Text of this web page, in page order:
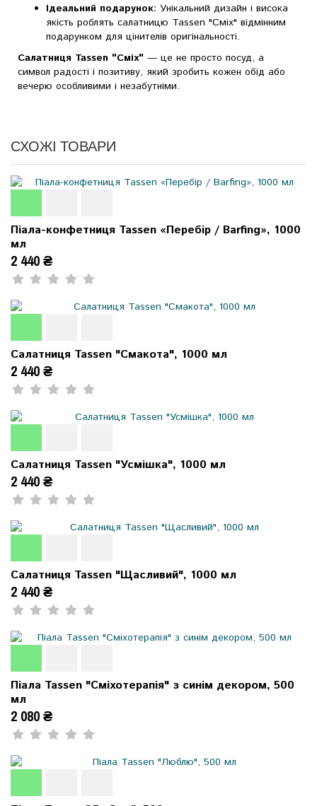
Ідеальний подарунок: Унікальний дизайн і висока
якість роблять салатницю Tassen "Сміх" відмінним
подарунком для цінителів оригінальності.
Салатниця Tassen "Сміх" — це не просто посуд, а
символ радості і позитиву, який зробить кожен обід або
вечерю особливими і незабутніми.
СХОЖІ ТОВАРИ
Піала-конфетниця Tassen «Перебір / Barfing», 1000
мл
2 440 ₴
Салатниця Tassen "Смакота", 1000 мл
2 440 ₴
Салатниця Tassen "Усмішка", 1000 мл
2 440 ₴
Салатниця Tassen "Щасливий", 1000 мл
2 440 ₴
Піала Tassen "Сміхотерапія" з синім декором, 500
мл
2 080 ₴